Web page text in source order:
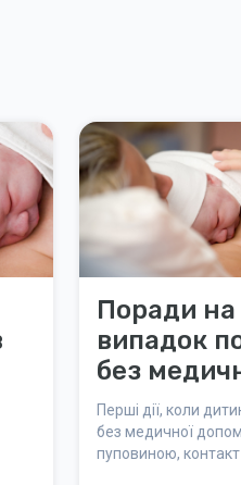
Поради на
випадок
без
ДИТИНА
Перші дії, коли
без медичної
пуповиною,